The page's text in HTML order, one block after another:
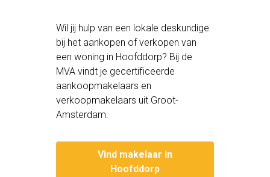
Wil jij hulp van een lokale deskundige
bij het aankopen of verkopen van
een woning in Hoofddorp? Bij de
MVA vindt je gecertificeerde
aankoopmakelaars en
verkoopmakelaars uit Groot-
Amsterdam.
Vind makelaar in
Hoofddorp